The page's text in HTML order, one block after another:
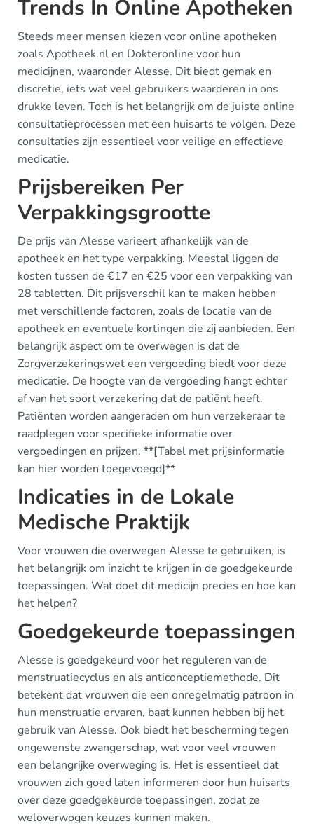
Trends In Online Apotheken
Steeds meer mensen kiezen voor online apotheken
zoals Apotheek.nl en Dokteronline voor hun
medicijnen, waaronder Alesse. Dit biedt gemak en
discretie, iets wat veel gebruikers waarderen in ons
drukke leven. Toch is het belangrijk om de juiste online
consultatieprocessen met een huisarts te volgen. Deze
consultaties zijn essentieel voor veilige en effectieve
medicatie.
Prijsbereiken Per
Verpakkingsgrootte
De prijs van Alesse varieert afhankelijk van de
apotheek en het type verpakking. Meestal liggen de
kosten tussen de €17 en €25 voor een verpakking van
28 tabletten. Dit prijsverschil kan te maken hebben
met verschillende factoren, zoals de locatie van de
apotheek en eventuele kortingen die zij aanbieden. Een
belangrijk aspect om te overwegen is dat de
Zorgverzekeringswet een vergoeding biedt voor deze
medicatie. De hoogte van de vergoeding hangt echter
af van het soort verzekering dat de patiënt heeft.
Patiënten worden aangeraden om hun verzekeraar te
raadplegen voor specifieke informatie over
vergoedingen en prijzen. **[Tabel met prijsinformatie
kan hier worden toegevoegd]**
Indicaties in de Lokale
Medische Praktijk
Voor vrouwen die overwegen Alesse te gebruiken, is
het belangrijk om inzicht te krijgen in de goedgekeurde
toepassingen. Wat doet dit medicijn precies en hoe kan
het helpen?
Goedgekeurde toepassingen
Alesse is goedgekeurd voor het reguleren van de
menstruatiecyclus en als anticonceptiemethode. Dit
betekent dat vrouwen die een onregelmatig patroon in
hun menstruatie ervaren, baat kunnen hebben bij het
gebruik van Alesse. Ook biedt het bescherming tegen
ongewenste zwangerschap, wat voor veel vrouwen
een belangrijke overweging is. Het is essentieel dat
vrouwen zich goed laten informeren door hun huisarts
over deze goedgekeurde toepassingen, zodat ze
weloverwogen keuzes kunnen maken.